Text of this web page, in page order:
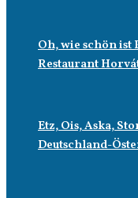
Oh, wie schön
Restaurant
Etz, Ois, Aska,
Deutschland-